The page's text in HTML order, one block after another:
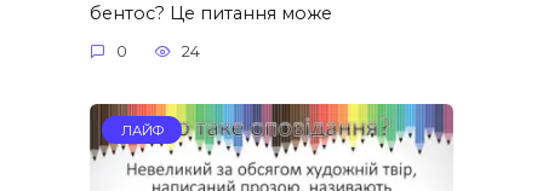
бентос? Це питання може
0 24
ЛАЙФ